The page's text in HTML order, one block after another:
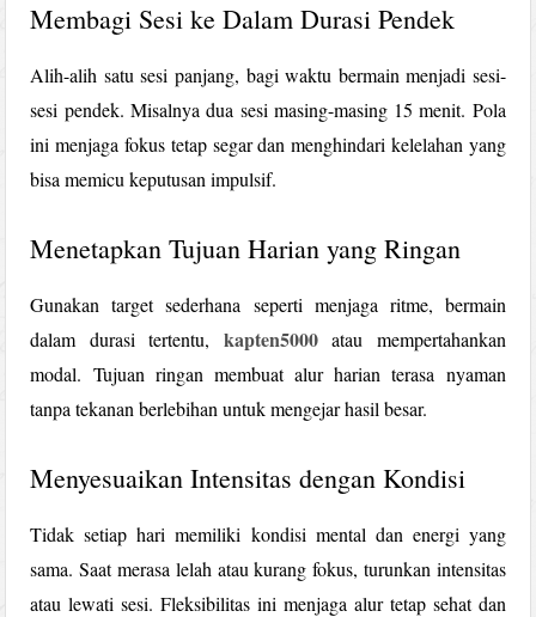
Membagi Sesi ke Dalam Durasi Pendek
Alih-alih satu sesi panjang, bagi waktu bermain menjadi sesi-
sesi pendek. Misalnya dua sesi masing-masing 15 menit. Pola
ini menjaga fokus tetap segar dan menghindari kelelahan yang
bisa memicu keputusan impulsif.
Menetapkan Tujuan Harian yang Ringan
Gunakan target sederhana seperti menjaga ritme, bermain
dalam durasi tertentu,kapten5000 atau mempertahankan
modal. Tujuan ringan membuat alur harian terasa nyaman
tanpa tekanan berlebihan untuk mengejar hasil besar.
Menyesuaikan Intensitas dengan Kondisi
Tidak setiap hari memiliki kondisi mental dan energi yang
sama. Saat merasa lelah atau kurang fokus, turunkan intensitas
atau lewati sesi. Fleksibilitas ini menjaga alur tetap sehat dan